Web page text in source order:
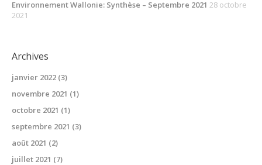
Environnement Wallonie: Synthèse – Septembre 2021 28 octobre
2021
Archives
janvier 2022 (3)
novembre 2021 (1)
octobre 2021 (1)
septembre 2021 (3)
août 2021 (2)
juillet 2021 (7)